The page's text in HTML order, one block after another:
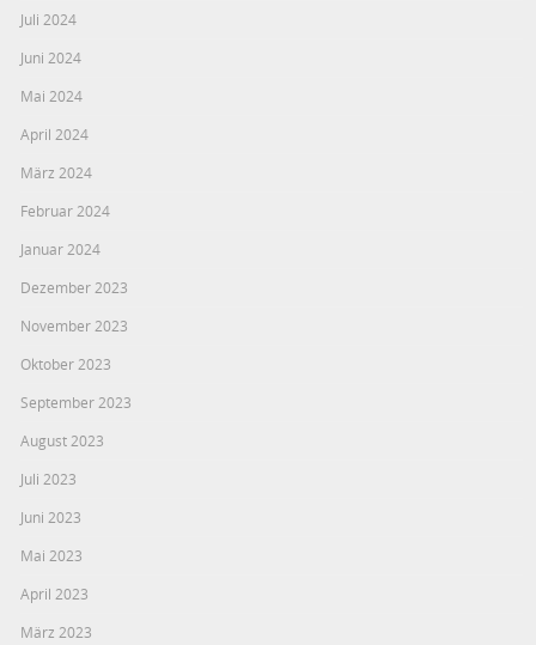
Juli 2024
Juni 2024
Mai 2024
April 2024
März 2024
Februar 2024
Januar 2024
Dezember 2023
November 2023
Oktober 2023
September 2023
August 2023
Juli 2023
Juni 2023
Mai 2023
April 2023
März 2023